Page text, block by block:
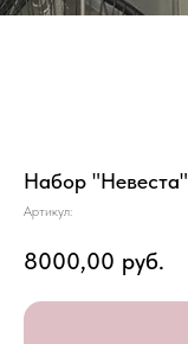
Набор "Невеста"
Артикул:
8000,00 руб.